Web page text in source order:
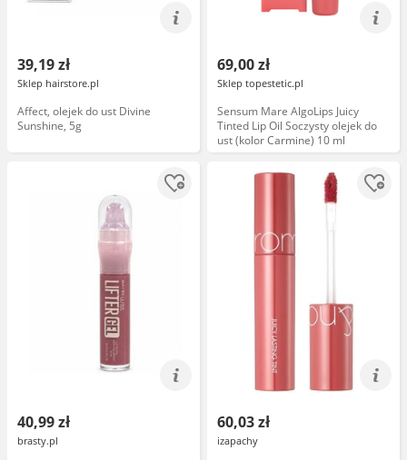
39,19 zł
Sklep hairstore.pl
Affect, olejek do ust Divine
Sunshine, 5g
69,00 zł
Sklep topestetic.pl
Sensum Mare AlgoLips Juicy
Tinted Lip Oil Soczysty olejek do
ust (kolor Carmine) 10 ml
40,99 zł
brasty.pl
60,03 zł
izapachy